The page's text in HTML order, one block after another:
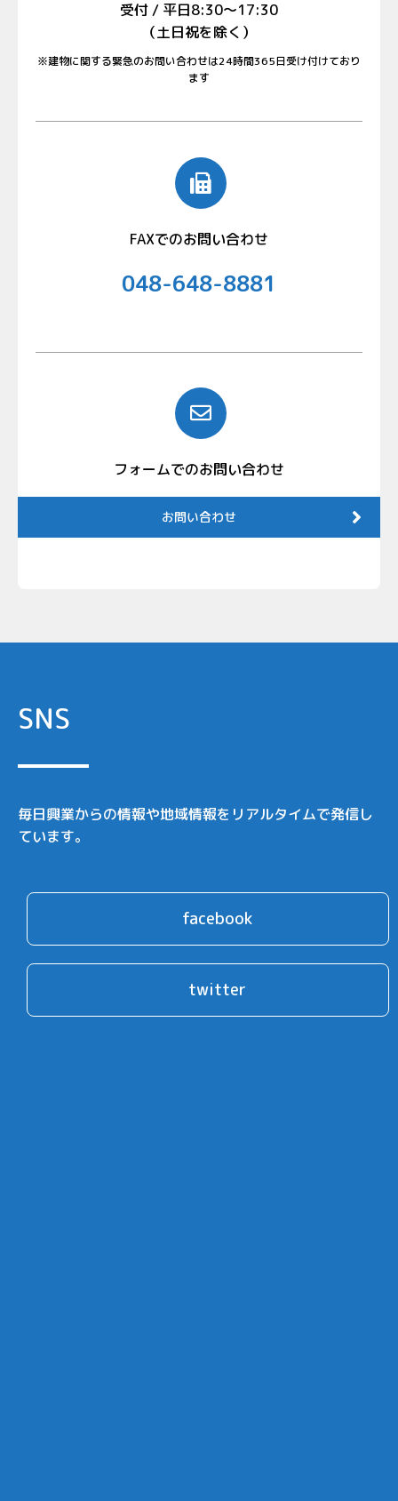
受付 / 平日8:30〜17:30
（土日祝を除く）
※建物に関する緊急のお問い合わせは24時間365日受け付けており
ます
FAXでのお問い合わせ
048-648-8881
フォームでのお問い合わせ
お問い合わせ
SNS
毎日興業からの情報や地域情報をリアルタイムで発信し
ています。
facebook
twitter